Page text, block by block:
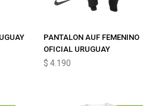
PANTALON AUF FEMENINO
OFICIAL URUGUAY
$ 4.190